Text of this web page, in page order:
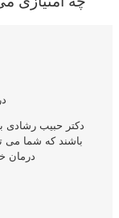
دکتر حبیب رشادی
باشند که شما می
درمان